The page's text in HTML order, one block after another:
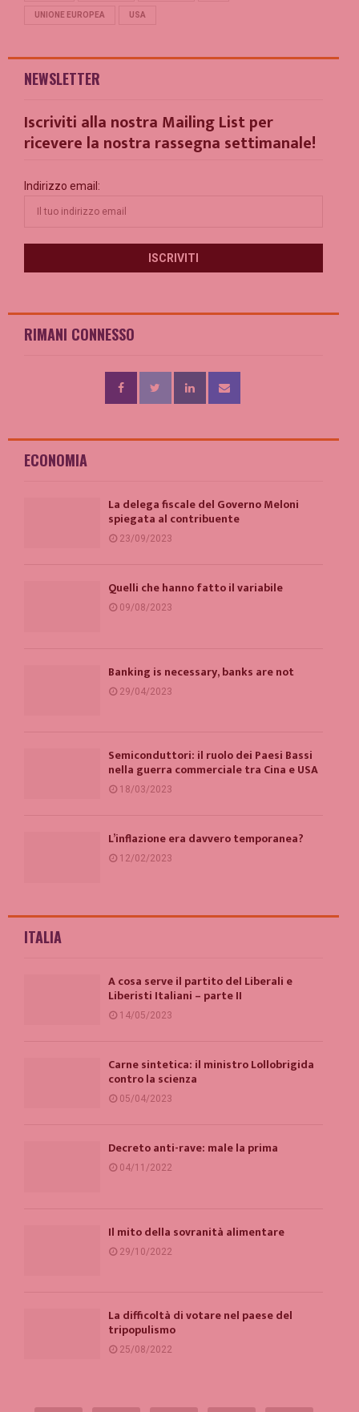
UNIONE EUROPEA USA
NEWSLETTER
Iscriviti alla nostra Mailing List per
ricevere la nostra rassegna settimanale!
Indirizzo email:
RIMANI CONNESSO
ECONOMIA
La delega fiscale del Governo Meloni
spiegata al contribuente
23/09/2023
Quelli che hanno fatto il variabile
09/08/2023
Banking is necessary, banks are not
29/04/2023
Semiconduttori: il ruolo dei Paesi Bassi
nella guerra commerciale tra Cina e USA
18/03/2023
L’inflazione era davvero temporanea?
12/02/2023
ITALIA
A cosa serve il partito del Liberali e
Liberisti Italiani – parte II
14/05/2023
Carne sintetica: il ministro Lollobrigida
contro la scienza
05/04/2023
Decreto anti-rave: male la prima
04/11/2022
Il mito della sovranità alimentare
29/10/2022
La difficoltà di votare nel paese del
tripopulismo
25/08/2022